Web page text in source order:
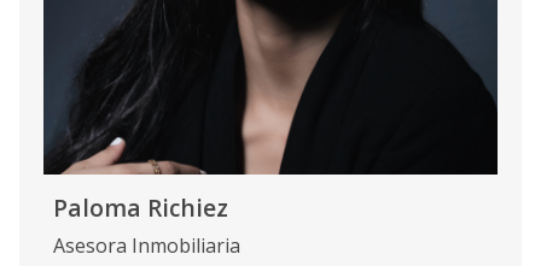
Paloma Richiez
Asesora Inmobiliaria